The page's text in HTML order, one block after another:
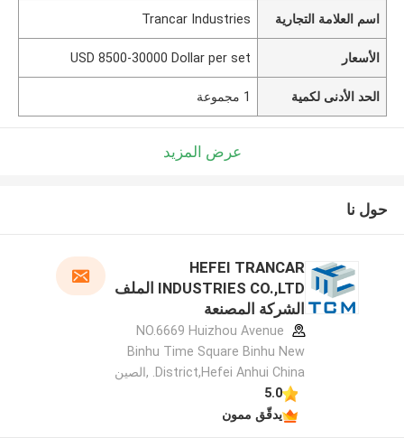
اسم العلامة التجارية Trancar Industries
الأسعار USD 8500-30000 Dollar per set
الحد الأدنى لكمية 1 مجموعة
عرض المزيد
حول نا
HEFEI TRANCAR
INDUSTRIES CO.,LTD الملف
الشركة المصنعة
NO.6669 Huizhou Avenue
Binhu Time Square Binhu New
District,Hefei Anhui China. ,الصين
5.0
يدقّق ممون